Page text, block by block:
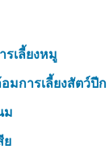
รเลี้ยงหมู
มการเลี้ยงสัตว์ปีก
ม
ย